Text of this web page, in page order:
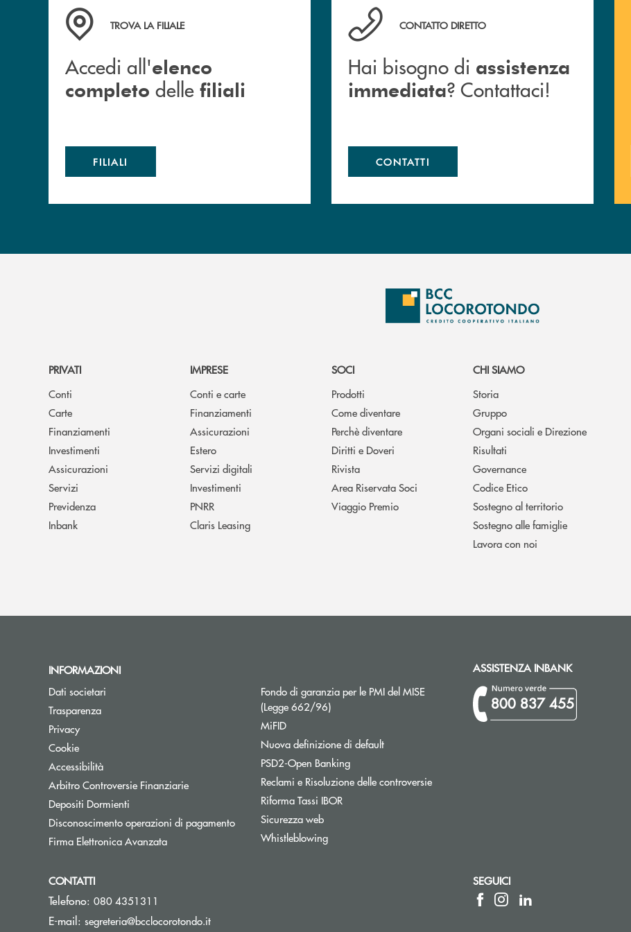
Accedi all' elenco completo delle filiali
TROVA LA FILIALE
Accedi all'elenco
completo delle filiali
FILIALI
Hai bisogno di assistenza immediata ? Contattaci!
CONTATTO DIRETTO
Hai bisogno di assistenza
immediata? Contattaci!
CONTATTI
PRIVATI
Conti
Carte
Finanziamenti
Investimenti
Assicurazioni
Servizi
Previdenza
Inbank
IMPRESE
Conti e carte
Finanziamenti
Assicurazioni
Estero
Servizi digitali
Investimenti
PNRR
Claris Leasing
SOCI
Prodotti
Come diventare
Perchè diventare
Diritti e Doveri
Rivista
Area Riservata Soci
Viaggio Premio
CHI SIAMO
Storia
Gruppo
Organi sociali e Direzione
Risultati
Governance
Codice Etico
Sostegno al territorio
Sostegno alle famiglie
Lavora con noi
INFORMAZIONI
Dati societari
Trasparenza
Privacy
Cookie
Accessibilità
Arbitro Controversie FinanziarieApre una nuova finestra
Depositi Dormienti
Disconoscimento operazioni di pagamento
Firma Elettronica Avanzata
Fondo di garanzia per le PMI del MISE
(Legge 662/96)Apre una nuova finestra
MiFID
Nuova definizione di default
PSD2-Open BankingApre una nuova finestra
Reclami e Risoluzione delle controversie
Riforma Tassi IBOR
Sicurezza web
Whistleblowing
ASSISTENZA INBANK
800 837 455
CONTATTI
Telefono: 080 4351311
E-mail: segreteria@bcclocorotondo.it(si apre l’app di posta elettronica)
SEGUICI